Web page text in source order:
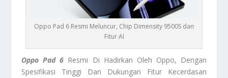
Oppo Pad 6 Resmi Meluncur, Chip Dimensity 9500S dan
Fitur AI
Oppo Pad 6 Resmi Di Hadirkan Oleh Oppo, Dengan
Spesifikasi Tinggi Dan Dukungan Fitur Kecerdasan